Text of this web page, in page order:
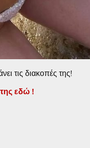
τις διακοπές της!
της εδώ !